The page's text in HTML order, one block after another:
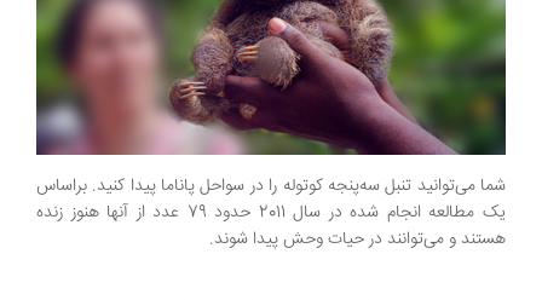
شما می‌توانید تنبل سه‌پنجه کوتوله را در سواحل پاناما پیدا کنید. براساس
یک مطالعه انجام شده در سال 2011 حدود 79 عدد از آنها هنوز زنده
هستند و می‌توانند در حیات وحش پیدا شوند.